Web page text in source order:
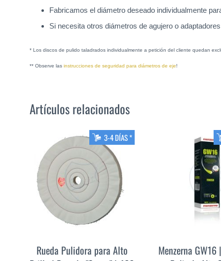
Fabricamos el diámetro deseado individualmente
Si necesita otros diámetros de agujero o
* Los discos de pulido taladrados individualmente a petición del cliente quedan
** Observe las instrucciones de seguridad para diámetros de eje!
Artículos relacionados
3-4 DÍAS *
Rueda Pulidora para Alto
Menzerna